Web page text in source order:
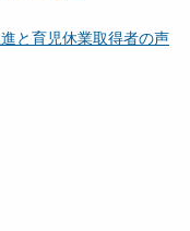
と育児休業取得者の声